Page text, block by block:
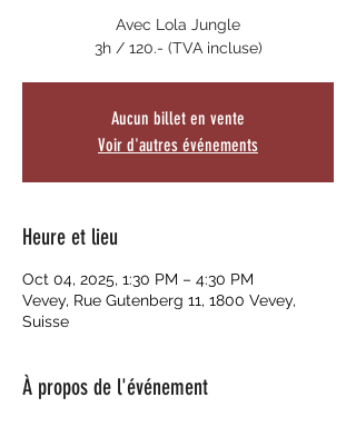
Avec Lola Jungle
3h / 120.- (TVA incluse)
Aucun billet en vente
Voir d'autres événements
Heure et lieu
Oct 04, 2025, 1:30 PM – 4:30 PM
Vevey, Rue Gutenberg 11, 1800 Vevey,
Suisse
À propos de l'événement